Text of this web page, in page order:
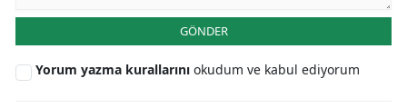
Zonguldak
GÖNDER
Yorum yazma kurallarını okudum ve kabul ediyorum